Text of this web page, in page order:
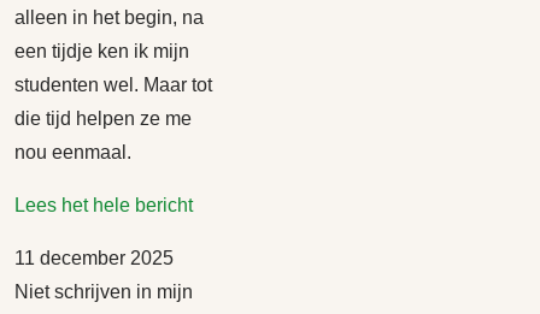
alleen in het begin, na
een tijdje ken ik mijn
studenten wel. Maar tot
die tijd helpen ze me
nou eenmaal.
Lees het hele bericht
11 december 2025
Niet schrijven in mijn